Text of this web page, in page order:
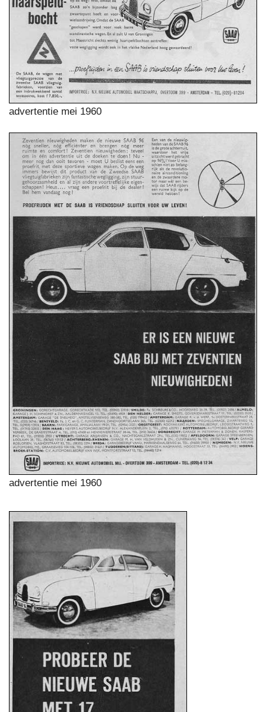
advertentie mei 1960
advertentie mei 1960